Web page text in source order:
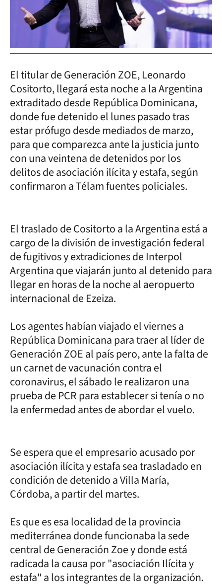
El titular de Generación ZOE, Leonardo
Cositorto, llegará esta noche a la Argentina
extraditado desde República Dominicana,
donde fue detenido el lunes pasado tras
estar prófugo desde mediados de marzo,
para que comparezca ante la justicia junto
con una veintena de detenidos por los
delitos de asociación ilícita y estafa, según
confirmaron a Télam fuentes policiales.
El traslado de Cositorto a la Argentina está a
cargo de la división de investigación federal
de fugitivos y extradiciones de Interpol
Argentina que viajarán junto al detenido para
llegar en horas de la noche al aeropuerto
internacional de Ezeiza.
Los agentes habían viajado el viernes a
República Dominicana para traer al líder de
Generación ZOE al país pero, ante la falta de
un carnet de vacunación contra el
coronavirus, el sábado le realizaron una
prueba de PCR para establecer si tenía o no
la enfermedad antes de abordar el vuelo.
Se espera que el empresario acusado por
asociación ilícita y estafa sea trasladado en
condición de detenido a Villa María,
Córdoba, a partir del martes.
Es que es esa localidad de la provincia
mediterránea donde funcionaba la sede
central de Generación Zoe y donde está
radicada la causa por "asociación Ilícita y
estafa" a los integrantes de la organización.